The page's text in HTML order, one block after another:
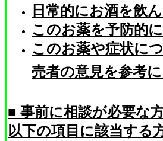
日常的にお酒を飲
このお薬を予防的
このお薬や症状に
売者の意見を参考
■ 事前に相談が必要な
以下の項目に該当する